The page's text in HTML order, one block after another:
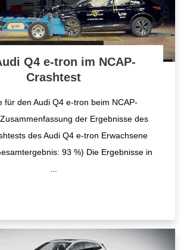
Q4 e-tron im NCAP-
Crashtest
für den Audi Q4 e-tron beim NCAP-
der Ergebnisse des
des Audi Q4 e-tron Erwachsene
93 %) Die Ergebnisse in